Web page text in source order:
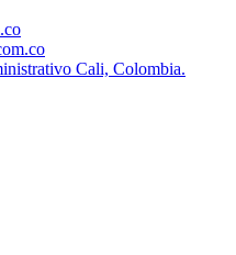
Cali, Colombia.